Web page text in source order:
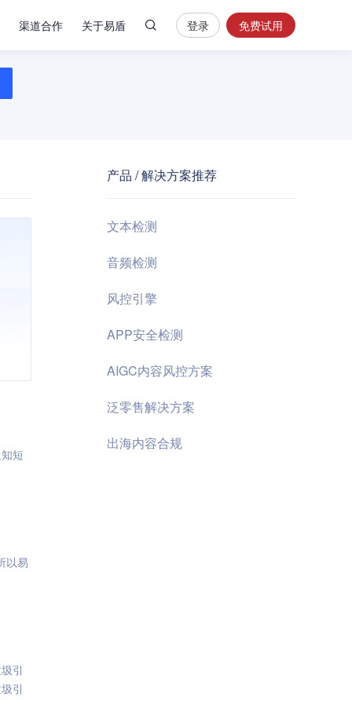
渠道合作 关于易盾
安
全
控
登录 免费试用
短
以易
引
引
产品 / 解决方案推荐
文本检测
音频检测
风控引擎
APP安全检测
AIGC内容风控方案
泛零售解决方案
出海内容合规